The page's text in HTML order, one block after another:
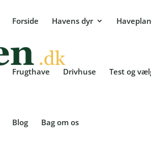
Forside Havens dyr
Frugthave Drivhuse Test og
Blog Bag om os